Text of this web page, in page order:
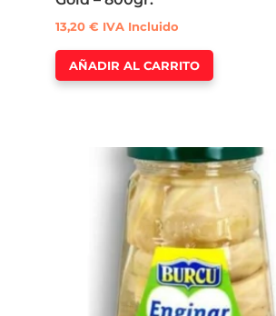
13,20 € IVA Incluido
AÑADIR AL CARRITO